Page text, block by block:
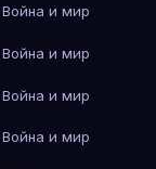
и мир
и мир
и мир
и мир